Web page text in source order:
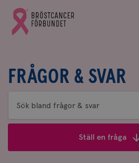
Gå
till
Bröstcancerförbundets
FRÅGOR & SVAR
Sök
bland
&
Ställ en fråga